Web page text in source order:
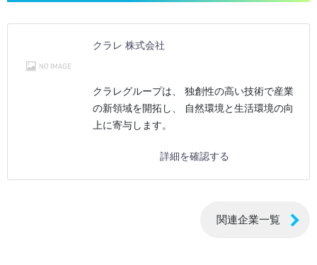
クラレ 株式会社
クラレグループは、 独創性の高い技術で産業
の新領域を開拓し、 自然環境と生活環境の向
上に寄与します。
詳細を確認する
関連企業一覧